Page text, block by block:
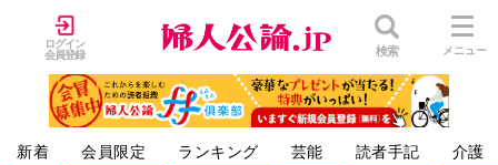
ログイン
会員登録
検索 メニュー
新着 会員限定 ランキング 芸能 読者手記 介護